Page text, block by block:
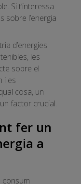
Si t’interessa
sobre l’energia
d’energies
les
sobre el
i es
cosa, un
factor crucial.
fer un
a
consum